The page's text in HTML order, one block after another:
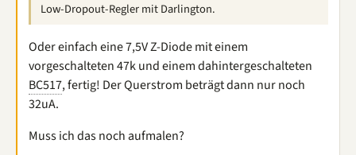
Low-Dropout-Regler mit Darlington.
Oder einfach eine 7,5V Z-Diode mit einem
vorgeschalteten 47k und einem dahintergeschalteten
BC517, fertig! Der Querstrom beträgt dann nur noch
32uA.
Muss ich das noch aufmalen?